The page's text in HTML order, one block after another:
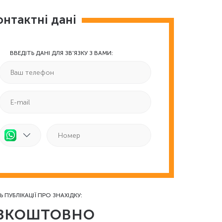
дані
ВВЕДІТЬ ДАНІ ДЛЯ ЗВ'ЯЗКУ З ВАМИ:
ПУБЛІКАЦІЇ ПРО ЗНАХІДКУ: